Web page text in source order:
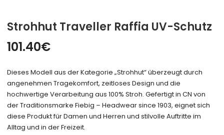
Strohhut Traveller Raffia UV-Schutz
101.40€
Dieses Modell aus der Kategorie „Strohhut“ überzeugt durch
angenehmen Tragekomfort, zeitloses Design und die
hochwertige Verarbeitung aus 100% Stroh. Gefertigt in CN von
der Traditionsmarke Fiebig – Headwear since 1903, eignet sich
diese Produkt für Damen und Herren und stilvolle Auftritte im
Alltag und in der Freizeit.